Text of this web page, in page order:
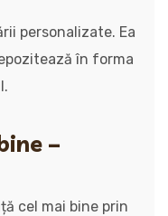
personalizate. Ea
în forma
–
cel mai bine prin